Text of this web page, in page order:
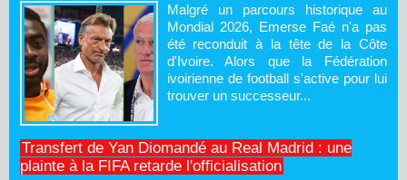
Malgré un parcours historique au
Mondial 2026, Emerse Faé n'a pas
été reconduit à la tête de la Côte
d'Ivoire. Alors que la Fédération
ivoirienne de football s'active pour lui
trouver un successeur...
Transfert de Yan Diomandé au Real Madrid : une
plainte à la FIFA retarde l'officialisation